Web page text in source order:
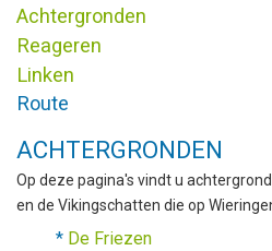
Achtergronden
Reageren
Linken
Route
ACHTERGRONDEN
Op deze pagina's vindt u
en de Vikingschatten die op
* De Friezen